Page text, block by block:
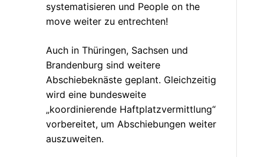
systematisieren und People on the
move weiter zu entrechten!
Auch in Thüringen, Sachsen und
Brandenburg sind weitere
Abschiebeknäste geplant. Gleichzeitig
wird eine bundesweite
„koordinierende Haftplatzvermittlung“
vorbereitet, um Abschiebungen weiter
auszuweiten.